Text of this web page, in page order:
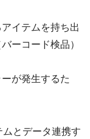
イテムを持ち出
ーコード検品）
が発生するた
とデータ連携す